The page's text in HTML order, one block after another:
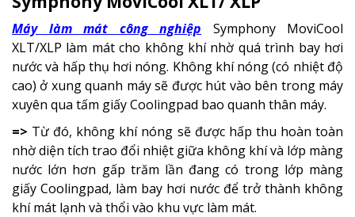
Máy làm mát công nghiệp Symphony MoviCool
XLT/XLP làm mát cho không khí nhờ quá trình bay hơi
nước và hấp thụ hơi nóng. Không khí nóng (có nhiệt độ
cao) ở xung quanh máy sẽ được hút vào bên trong máy
xuyên qua tấm giấy Coolingpad bao quanh thân máy.
=> Từ đó, không khí nóng sẽ được hấp thu hoàn toàn
nhờ diện tích trao đổi nhiệt giữa không khí và lớp màng
nước lớn hơn gấp trăm lần đang có trong lớp màng
giấy Coolingpad, làm bay hơi nước để trở thành không
khí mát lạnh và thổi vào khu vực làm mát.